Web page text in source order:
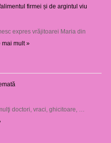
firmei și de argintul viu
expres vrăjitoarei Maria din
mai mult »
doctori, vraci, ghicitoare, …